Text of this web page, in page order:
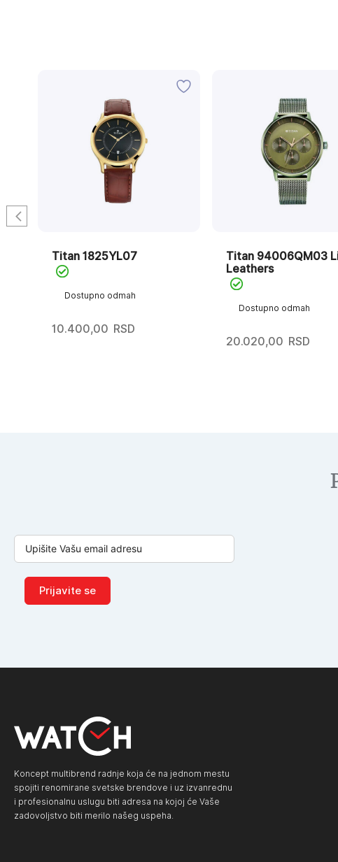
Dostupno odmah
Titan 1825YL07
10.400,00 RSD
Dostupno odmah
Titan 94006QM03
Leathers
20.020,00 RSD
Prijavite se
Koncept multibrend radnje koja će na jednom mestu
spojiti renomirane svetske brendove i uz izvanrednu
i profesionalnu uslugu biti adresa na kojoj će Vaše
zadovoljstvo biti merilo našeg uspeha.